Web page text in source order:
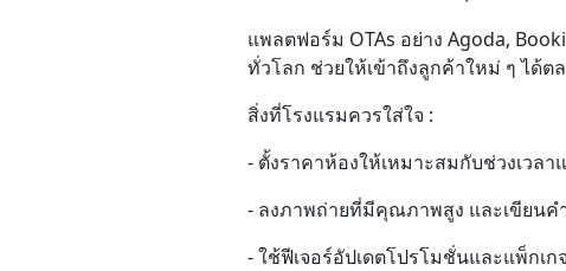
แพลตฟอร์ม OTAs อย่าง Agoda,
ทั่วโลก ช่วยให้เข้าถึงลูกค้าใหม่ ๆ ได้ต
สิ่งที่โรงแรมควรใส่ใจ :
- ตั้งราคาห้องให้เหมาะสมกับช่วงเวลา
- ลงภาพถ่ายที่มีคุณภาพสูง และเขียน
- ใช้ฟีเจอร์อัปเดตโปรโมชั่นและแพ็กเ